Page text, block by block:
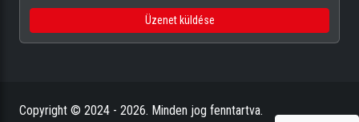
Üzenet küldése
Copyright © 2024 - 2026. Minden jog fenntartva.